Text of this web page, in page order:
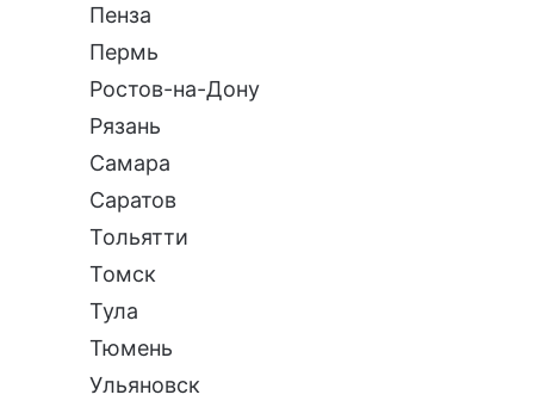
Пенза
Пермь
Ростов-на-Дону
Рязань
Самара
Саратов
Тольятти
Томск
Тула
Тюмень
Ульяновск